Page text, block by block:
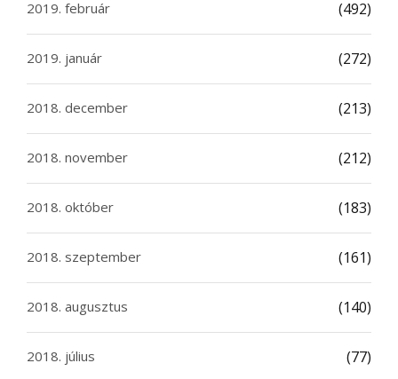
2019. február (492)
2019. január (272)
2018. december (213)
2018. november (212)
2018. október (183)
2018. szeptember (161)
2018. augusztus (140)
2018. július (77)